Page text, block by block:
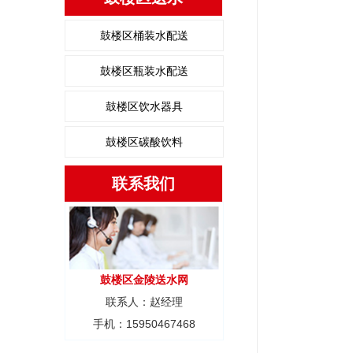
鼓楼区桶装水配送
鼓楼区瓶装水配送
鼓楼区饮水器具
鼓楼区碳酸饮料
联系我们
鼓楼区金陵送水网
联系人：赵经理
手机：15950467468